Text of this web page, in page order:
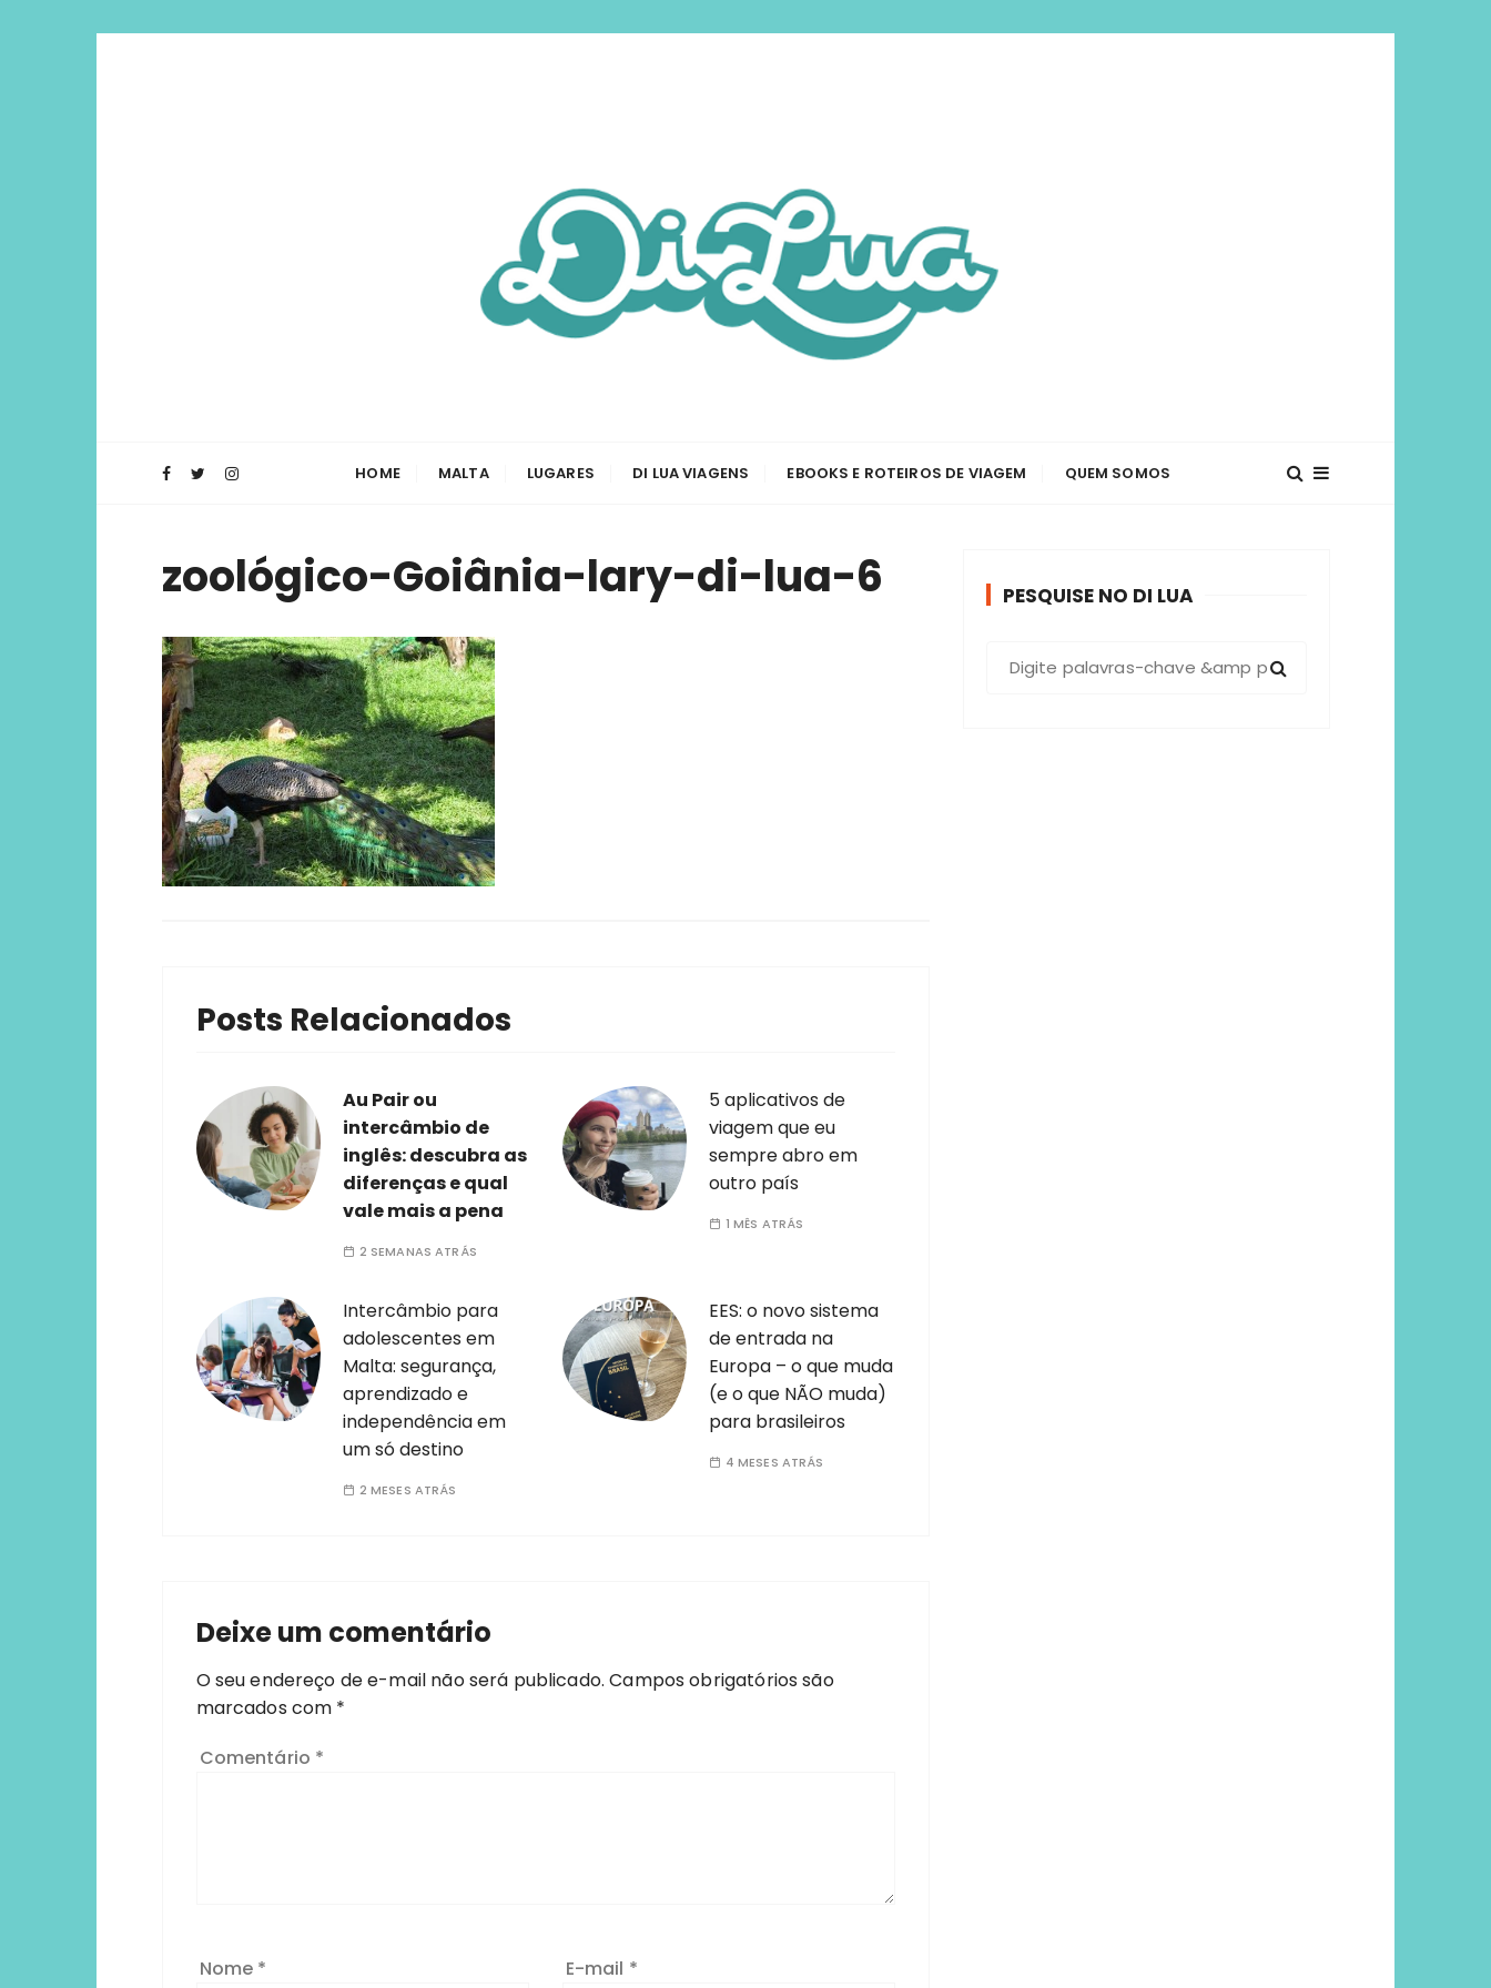
Di Lua | Inspirando você a viajar mais e
HOME MALTA LUGARES DI LUA VIAGENS EBOOKS E ROTEIROS DE VIAGEM QUEM SOMOS
zoológico-Goiânia-lary-di-lua-6
Posts Relacionados
Au Pair ou
intercâmbio de
inglês: descubra as
diferenças e qual
vale mais a pena
2 SEMANAS ATRÁS
5 aplicativos de
viagem que eu
sempre abro em
outro país
1 MÊS ATRÁS
Intercâmbio para
adolescentes em
Malta: segurança,
aprendizado e
independência em
um só destino
2 MESES ATRÁS
EES: o novo sistema
de entrada na
Europa – o que muda
(e o que NÃO muda)
para brasileiros
4 MESES ATRÁS
Deixe um comentário
O seu endereço de e-mail não será publicado. Campos obrigatórios são
marcados com *
Comentário *
Nome * E-mail *
PESQUISE NO DI LUA